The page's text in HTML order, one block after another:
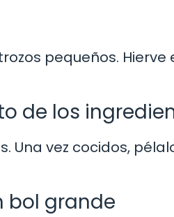
pequeños. Hierve
de los
Una vez cocidos,
bol grande